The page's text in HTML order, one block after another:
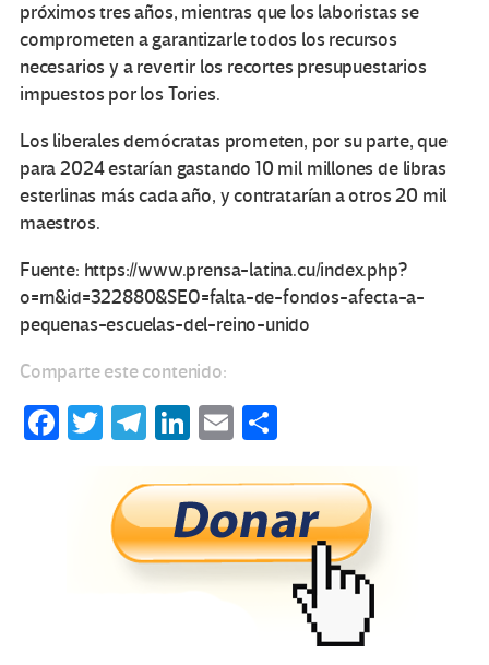
próximos tres años, mientras que los laboristas se
comprometen a garantizarle todos los recursos
necesarios y a revertir los recortes presupuestarios
impuestos por los Tories.
Los liberales demócratas prometen, por su parte, que
para 2024 estarían gastando 10 mil millones de libras
esterlinas más cada año, y contratarían a otros 20 mil
maestros.
Fuente: https://www.prensa-latina.cu/index.php?
o=rn&id=322880&SEO=falta-de-fondos-afecta-a-
pequenas-escuelas-del-reino-unido
Comparte este contenido:
Fa T
tt
er
Te
gr
a
m
Li
ke
dI
n
E
ail m
p
ar
tir